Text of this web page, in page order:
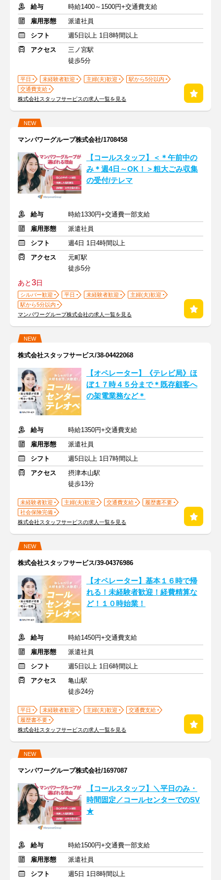
給与
時給1400～1500円+交通費支給
雇用形態
派遣社員
シフト
週5日以上 1日8時間以上
アクセス
三ノ宮駅
徒歩5分
平日 未経験者歓迎 主婦(夫)歓迎
駅から5分以内
交通費支給
株式会社スタッフサービスの求人一覧を見る
NEW
マンパワーグループ株式会社/1708458
【コールスタッフ】＜＊午前中の
み＊週4日～OK！＞粗大ごみ収集
の受付/テレマ
給与
時給1330円+交通費一部支給
雇用形態
派遣社員
シフト
週4日 1日4時間以上
アクセス
元町駅
徒歩5分
あと3日
シルバー歓迎 平日 未経験者歓迎
主婦(夫)歓迎
駅から5分以内
マンパワーグループ株式会社の求人一覧を見る
NEW
株式会社スタッフサービス/38-04422068
【オペレーター】《テレビ局》ほ
ぼ１７時４５分まで＊既存顧客へ
の架電業務など＊
給与
時給1350円+交通費支給
雇用形態
派遣社員
シフト
週5日以上 1日7時間以上
アクセス
摂津本山駅
徒歩13分
未経験者歓迎 主婦(夫)歓迎 交通費支給
履歴書不要
社会保険完備
株式会社スタッフサービスの求人一覧を見る
NEW
株式会社スタッフサービス/39-04376986
【オペレーター】基本１６時で帰
れる！未経験者歓迎！経費精算な
ど！１０時始業！
給与
時給1450円+交通費支給
雇用形態
派遣社員
シフト
週5日以上 1日6時間以上
アクセス
亀山駅
徒歩24分
平日 未経験者歓迎 主婦(夫)歓迎
交通費支給
履歴書不要
株式会社スタッフサービスの求人一覧を見る
NEW
マンパワーグループ株式会社/1697087
【コールスタッフ】＼平日のみ・
時間固定／コールセンターでのSV
★
給与
時給1500円+交通費一部支給
雇用形態
派遣社員
シフト
週5日 1日8時間以上